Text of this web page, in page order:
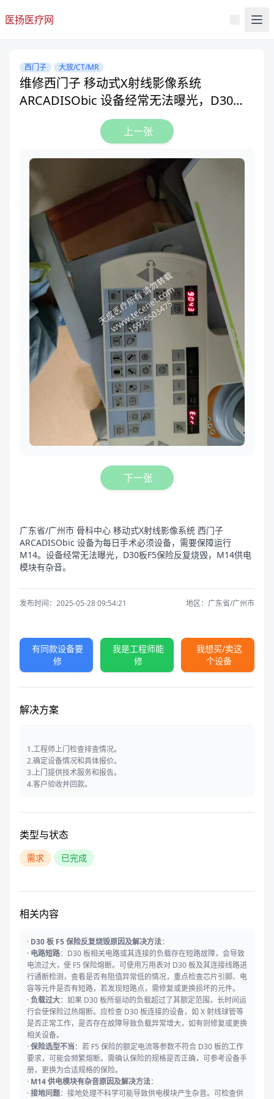
医扬医疗网
西门子 大放/CT/MR
维修西门子 移动式X射线影像系统
ARCADISObic 设备经常无法曝光，D30板
F5保险反复烧毁，M14供电模块有杂音
上一张
下一张
广东省/广州市 骨科中心 移动式X射线影像系统 西门子
ARCADISObic 设备为每日手术必须设备，需要保障运行
M14。 设备经常无法曝光，D30板F5保险反复烧毁，M14供电
模块有杂音。
发布时间：2025-05-28 09:54:21 地区：广东省/广州市
有同款设备要
修
我是工程师能
修
我想买/卖这
个设备
解决方案
1.工程师上门检查排查情况。
2.确定设备情况和具体报价。
3.上门提供技术服务和报告。
4.客户验收并回款。
类型与状态
需求 已完成
相关内容
· D30 板 F5 保险反复烧毁原因及解决方法：
· 电路短路：D30 板相关电路或其连接的负载存在短路故障，会导致
电流过大，使 F5 保险熔断。可使用万用表对 D30 板及其连接线路进
行通断检测，查看是否有阻值异常低的情况，重点检查芯片引脚、电
容等元件是否有短路，若发现短路点，需修复或更换损坏的元件。
·负载过大：如果 D30 板所驱动的负载超过了其额定范围，长时间运
行会使保险过热熔断。应检查 D30 板连接的设备，如 X 射线球管等
是否正常工作，是否存在故障导致负载异常增大，如有则修复或更换
相关设备。
·保险选型不当：若 F5 保险的额定电流等参数不符合 D30 板的工作
要求，可能会频繁熔断。需确认保险的规格是否正确，可参考设备手
册，更换为合适规格的保险。
· M14 供电模块有杂音原因及解决方法：
·接地问题：接地处理不科学可能导致供电模块产生杂音。可检查供